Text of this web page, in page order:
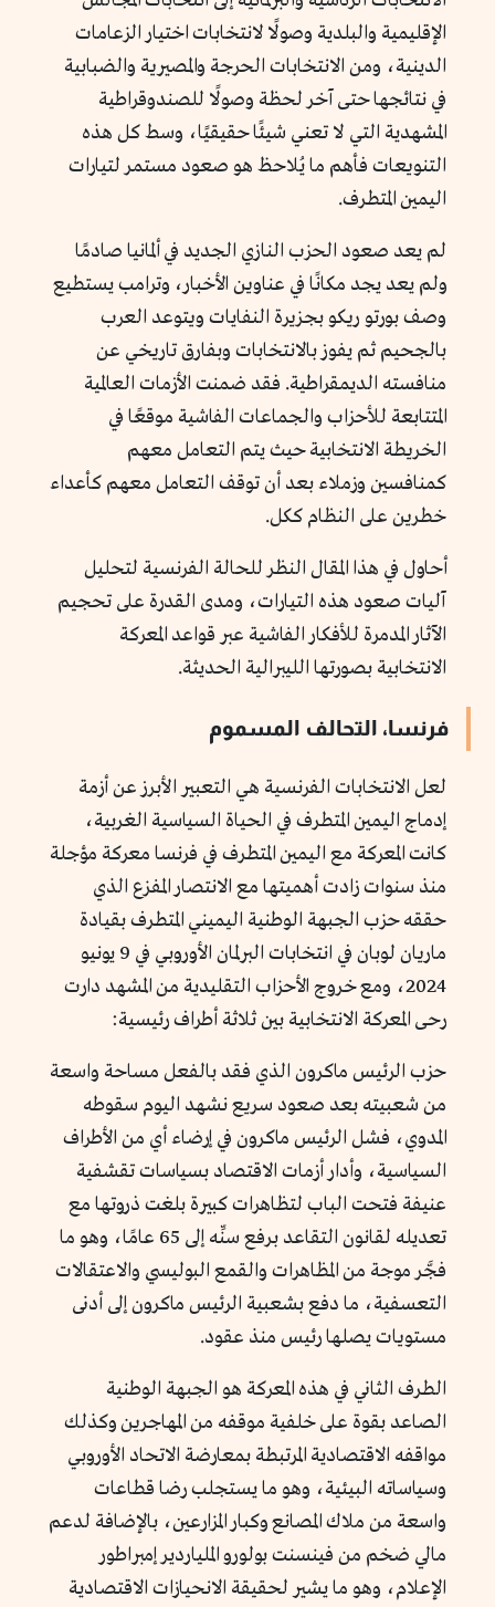
الإقليمية والبلدية وصولًا لانتخابات اختيار الزعامات
الدينية، ومن الانتخابات الحرجة والمصيرية والضبابية
في نتائجها حتى آخر لحظة وصولًا للصندوقراطية
المشهدية التي لا تعني شيئًا حقيقيًا، وسط كل هذه
التنويعات فأهم ما يُلاحظ هو صعود مستمر لتيارات
اليمين المتطرف.
لم يعد صعود الحزب النازي الجديد في ألمانيا صادمًا
ولم يعد يجد مكانًا في عناوين الأخبار، وترامب يستطيع
وصف بورتو ريكو بجزيرة النفايات ويتوعد العرب
بالجحيم ثم يفوز بالانتخابات وبفارق تاريخي عن
منافسته الديمقراطية. فقد ضمنت الأزمات العالمية
المتتابعة للأحزاب والجماعات الفاشية موقعًا في
الخريطة الانتخابية حيث يتم التعامل معهم
كمنافسين وزملاء بعد أن توقف التعامل معهم كأعداء
خطرين على النظام ككل.
أحاول في هذا المقال النظر للحالة الفرنسية لتحليل
آليات صعود هذه التيارات، ومدى القدرة على تحجيم
الآثار المدمرة للأفكار الفاشية عبر قواعد المعركة
الانتخابية بصورتها الليبرالية الحديثة.
فرنسا، التحالف المسموم
لعل الانتخابات الفرنسية هي التعبير الأبرز عن أزمة
إدماج اليمين المتطرف في الحياة السياسية الغربية،
كانت المعركة مع اليمين المتطرف في فرنسا معركة مؤجلة
منذ سنوات زادت أهميتها مع الانتصار المفزع الذي
حققه حزب الجبهة الوطنية اليميني المتطرف بقيادة
ماريان لوبان في انتخابات البرلمان الأوروبي في 9 يونيو
2024، ومع خروج الأحزاب التقليدية من المشهد دارت
رحى المعركة الانتخابية بين ثلاثة أطراف رئيسية:
حزب الرئيس ماكرون الذي فقد بالفعل مساحة واسعة
من شعبيته بعد صعود سريع نشهد اليوم سقوطه
المدوي، فشل الرئيس ماكرون في إرضاء أي من الأطراف
السياسية، وأدار أزمات الاقتصاد بسياسات تقشفية
عنيفة فتحت الباب لتظاهرات كبيرة بلغت ذروتها مع
تعديله لقانون التقاعد برفع سنِّه إلى 65 عامًا، وهو ما
فجَّر موجة من المظاهرات والقمع البوليسي والاعتقالات
التعسفية، ما دفع بشعبية الرئيس ماكرون إلى أدنى
مستويات يصلها رئيس منذ عقود.
الطرف الثاني في هذه المعركة هو الجبهة الوطنية
الصاعد بقوة على خلفية موقفه من المهاجرين وكذلك
مواقفه الاقتصادية المرتبطة بمعارضة الاتحاد الأوروبي
وسياساته البيئية، وهو ما يستجلب رضا قطاعات
واسعة من ملاك المصانع وكبار المزارعين، بالإضافة لدعم
مالي ضخم من فينسنت بولورو الملياردير إمبراطور
الإعلام، وهو ما يشير لحقيقة الانحيازات الاقتصادية